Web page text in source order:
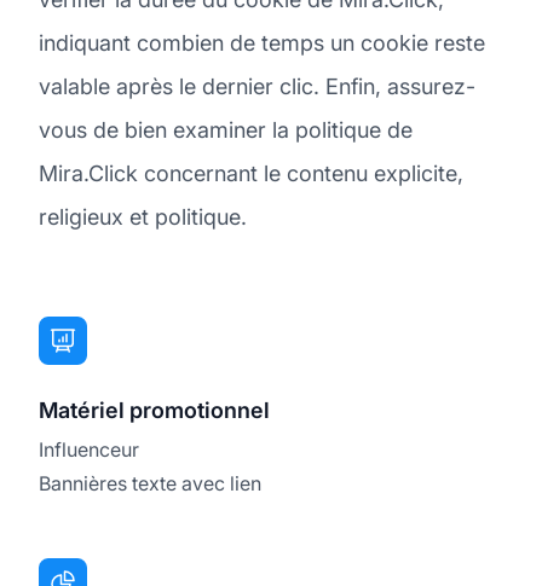
indiquant combien de temps un cookie reste
valable après le dernier clic. Enfin, assurez-
vous de bien examiner la politique de
Mira.Click concernant le contenu explicite,
religieux et politique.
Matériel promotionnel
Influenceur
Bannières texte avec lien